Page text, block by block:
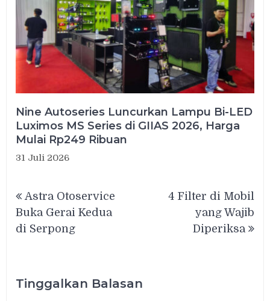
Nine Autoseries Luncurkan Lampu Bi-LED
Luximos MS Series di GIIAS 2026, Harga
Mulai Rp249 Ribuan
31 Juli 2026
pos
Astra Otoservice
Buka Gerai Kedua
di Serpong
4 Filter di Mobil
yang Wajib
Diperiksa
Tinggalkan Balasan